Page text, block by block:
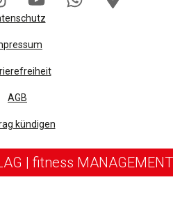
AGB
kündigen
| fitness MANAGEMENT